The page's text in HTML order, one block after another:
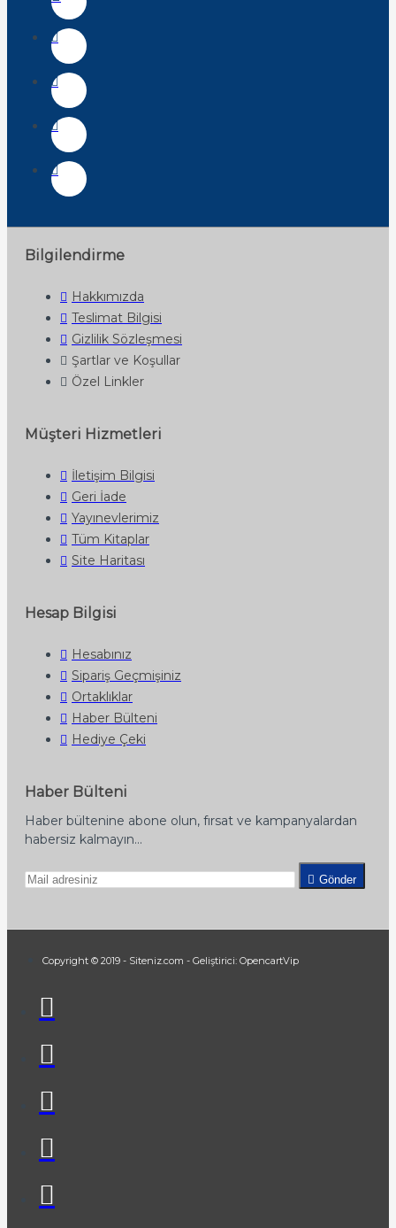
Bilgilendirme
Hakkımızda
Teslimat Bilgisi
Gizlilik Sözleşmesi
Şartlar ve Koşullar
Özel Linkler
Müşteri Hizmetleri
İletişim Bilgisi
Geri İade
Yayınevlerimiz
Tüm Kitaplar
Site Haritası
Hesap Bilgisi
Hesabınız
Sipariş Geçmişiniz
Ortaklıklar
Haber Bülteni
Hediye Çeki
Haber Bülteni
Haber bültenine abone olun, fırsat ve kampanyalardan
habersiz kalmayın...
Gönder
Copyright © 2019 - Siteniz.com - Geliştirici: OpencartVip